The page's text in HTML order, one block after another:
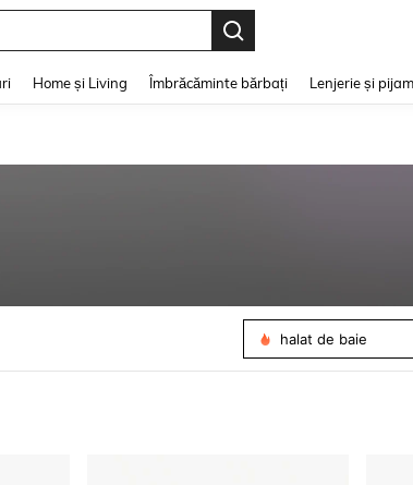
Home și Living Îmbrăcăminte bărbați Lenjerie și
sfoară de grădină și
halat de baie